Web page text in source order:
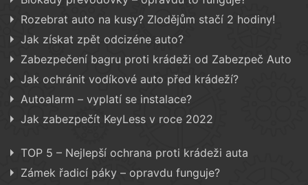
Rozebrat auto na kusy? Zlodějům stačí 2 hodiny!
Jak získat zpět odcizéne auto?
Zabezpečení bagru proti krádeži od Zabezpeč Auto
Jak ochránit vodíkové auto před krádeží?
Autoalarm – vyplatí se instalace?
Jak zabezpečít KeyLess v roce 2022
TOP 5 – Nejlepší ochrana proti krádeži auta
Zámek řadicí páky – opravdu funguje?